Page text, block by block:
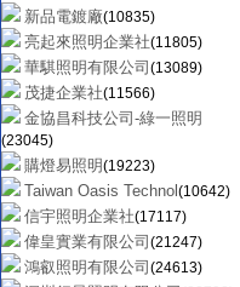
明順燈飾有限公司(74269)
和浚皇家燈飾網(71947)
金雙鶴燈飾工廠(81880)
高興精密工業有限公司
技合有限公司(65940)
川豐照明批發
燈總照明世界(88195)
雅士達LED專業照明(84881)
日陞照明(81665)
至鑫有限公司(80247)
LED冠廷照明企業公司(255337)
新品電鍍廠(10835)
亮起來照明企業社(11805)
華騏照明有限公司 (13089)
茂捷企業社(11566)
金協昌科技公司-綠一照明
(23045)
購燈易照明(19223)
Taiwan Oasis Technol (10642)
信宇照明企業社(17117)
偉皇實業有限公司 (21247)
鴻叡照明有限公司 (24613)